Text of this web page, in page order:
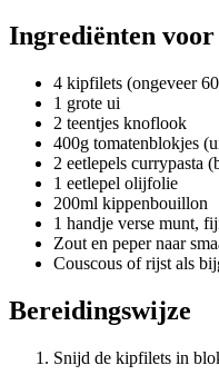
Ingrediënten voor
4 kipfilets (ongeveer
1 grote ui
2 teentjes knoflook
400g tomatenblokjes
2 eetlepels currypasta
1 eetlepel olijfolie
200ml kippenbouillon
1 handje verse munt,
Zout en peper naar
Couscous of rijst als
Bereidingswijze
Snijd de kipfilets in